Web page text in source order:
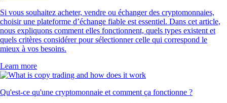
Si vous souhaitez acheter, vendre ou échanger des cryptomonnaies,
choisir une plateforme d’échange fiable est essentiel. Dans cet article,
nous expliquons comment elles fonctionnent, quels types existent et
quels critères considérer pour sélectionner celle qui correspond le
mieux à vos besoins.
Learn more
Qu'est-ce qu'une cryptomonnaie et comment ça fonctionne ?